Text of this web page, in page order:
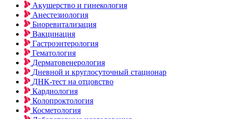
Акушерство и гинекология
Анестезиология
Биоревитализация
Вакцинация
Гастроэнтерология
Гематология
Дерматовенерология
Дневной и круглосуточный стационар
ДНК-тест на отцовство
Кардиология
Колопроктология
Косметология